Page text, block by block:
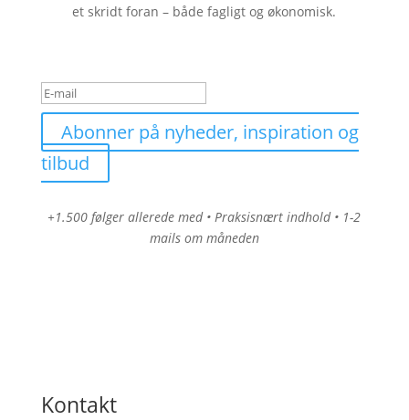
et skridt foran – både fagligt og økonomisk.
Abonner på nyheder, inspiration og
tilbud
+1.500 følger allerede med • Praksisnært indhold • 1-2
mails om måneden
Kontakt